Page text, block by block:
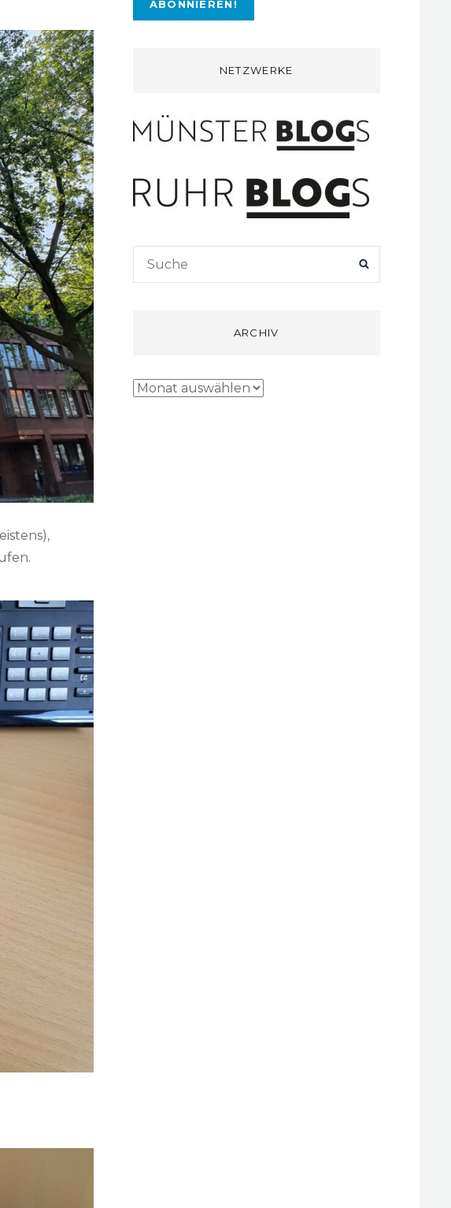
NETZWERKE
Search
ARCHIV
Archiv